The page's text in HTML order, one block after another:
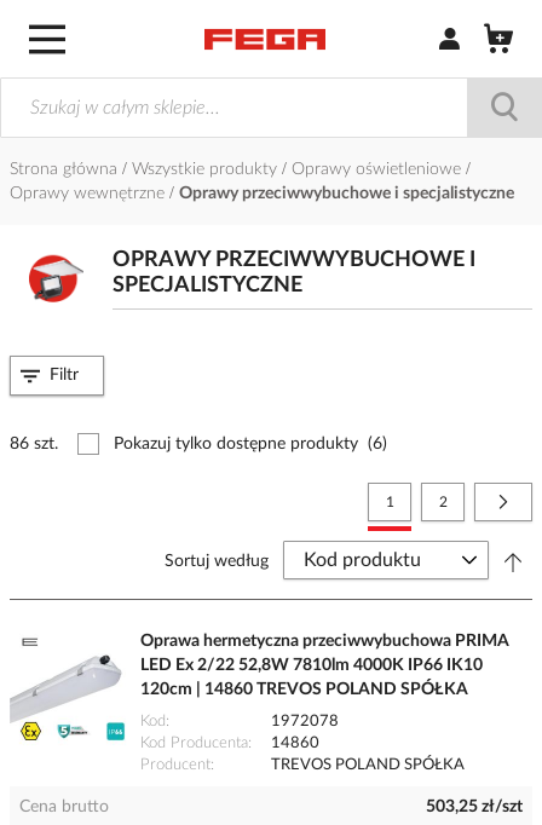
Zaloguj się /
Strona główna Wszystkie produkty
Oprawy oświetleniowe
Oprawy wewnętrzne
Oprawy przeciwwybuchowe i specjalistyczne
OPRAWY PRZECIWWYBUCHOWE I
SPECJALISTYCZNE
86 szt. Pokazuj tylko dostępne produkty (6)
Strona
Aktualnie czytasz stronę
1 Strona
2
Sortuj według
Oprawa hermetyczna przeciwwybuchowa PRIMA
LED Ex 2/22 52,8W 7810lm 4000K IP66 IK10
120cm | 14860 TREVOS POLAND SPÓŁKA
Kod
1972078
Kod Producenta
14860
Producent
TREVOS POLAND SPÓŁKA
Cena brutto 503,25 zł/szt
Filtr